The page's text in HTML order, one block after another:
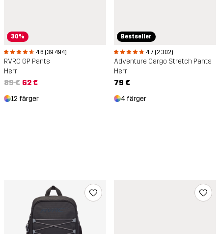
30%
4.6 (39 494)
RVRC GP Pants
Herr
89 € 62 €
12 färger
Bestseller
4.7 (2 302)
Adventure Cargo Stretch Pants
Herr
79 €
4 färger